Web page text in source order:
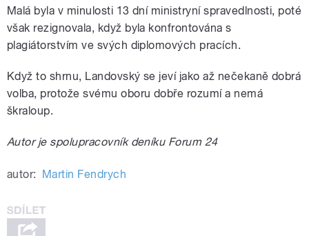
Malá byla v minulosti 13 dní ministryní spravedlnosti, poté
však rezignovala, když byla konfrontována s
plagiátorstvím ve svých diplomových pracích.
Když to shrnu, Landovský se jeví jako až nečekaně dobrá
volba, protože svému oboru dobře rozumí a nemá
škraloup.
Autor je spolupracovník deníku Forum 24
autor: Martin Fendrych